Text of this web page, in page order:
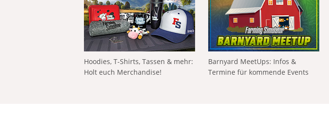
Hoodies, T-Shirts, Tassen & mehr:
Holt euch Merchandise!
Barnyard MeetUps: Infos &
Termine für kommende Events